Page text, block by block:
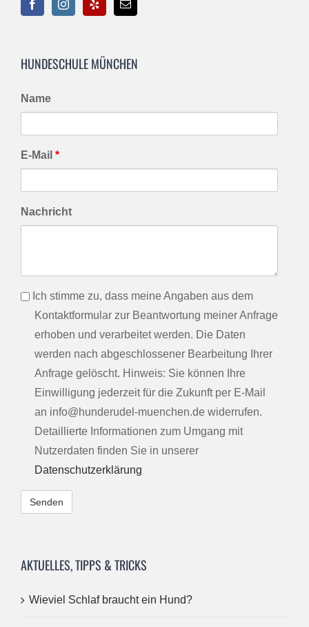
HUNDESCHULE MÜNCHEN
Name
E-Mail *
Nachricht
infoIch stimme zu, dass meine Angaben aus dem
Kontaktformular zur Beantwortung meiner Anfrage
erhoben und verarbeitet werden. Die Daten
werden nach abgeschlossener Bearbeitung Ihrer
Anfrage gelöscht. Hinweis: Sie können Ihre
Einwilligung jederzeit für die Zukunft per E-Mail
an info@hunderudel-muenchen.de widerrufen.
Detaillierte Informationen zum Umgang mit
Nutzerdaten finden Sie in unserer
Datenschutzerklärung
AKTUELLES, TIPPS & TRICKS
Wieviel Schlaf braucht ein Hund?